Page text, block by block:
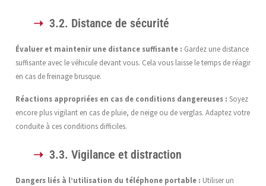
3.2. Distance de sécurité
Évaluer et maintenir une distance suffisante : Gardez une distance
suffisante avec le véhicule devant vous. Cela vous laisse le temps de réagir
en cas de freinage brusque.
Réactions appropriées en cas de conditions dangereuses : Soyez
encore plus vigilant en cas de pluie, de neige ou de verglas. Adaptez votre
conduite à ces conditions difficiles.
3.3. Vigilance et distraction
Dangers liés à l’utilisation du téléphone portable : Utiliser un